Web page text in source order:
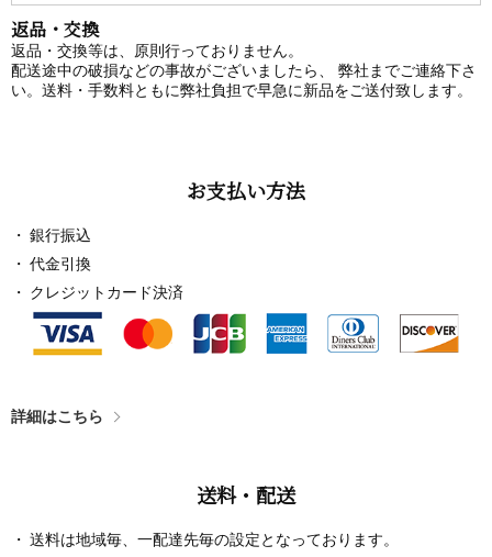
返品・交換
返品・交換等は、原則行っておりません。
配送途中の破損などの事故がございましたら、 弊社までご連絡下さ
い。送料・手数料ともに弊社負担で早急に新品をご送付致します。
お支払い方法
銀行振込
代金引換
クレジットカード決済
詳細はこちら
送料・配送
送料は地域毎、一配達先毎の設定となっております。